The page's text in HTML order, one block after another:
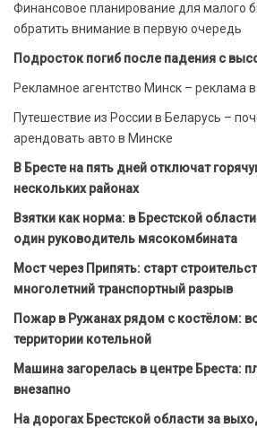
Финансовое планирование для малого
обратить внимание в первую очередь
Подросток погиб после падения с
Рекламное агентство Минск – реклама
Путешествие из России в Беларусь –
арендовать авто в Минске
В Бресте на пять дней отключат
нескольких районах
Взятки как норма: в Брестской
один руководитель мясокомбината
Мост через Припять: старт
многолетний транспортный разрыв
Пожар в Ружанах рядом с костёлом:
территории котельной
Машина загорелась в центре Бреста:
внезапно
На дорогах Брестской области за